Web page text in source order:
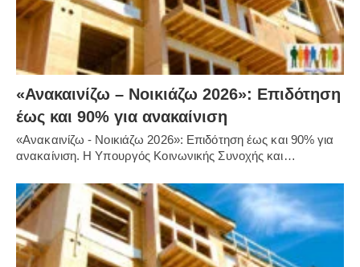
«Ανακαινίζω – Νοικιάζω 2026»: Επιδότηση
έως και 90% για ανακαίνιση
«Ανακαινίζω - Νοικιάζω 2026»: Επιδότηση έως και 90% για
ανακαίνιση. Η Υπουργός Κοινωνικής Συνοχής και…